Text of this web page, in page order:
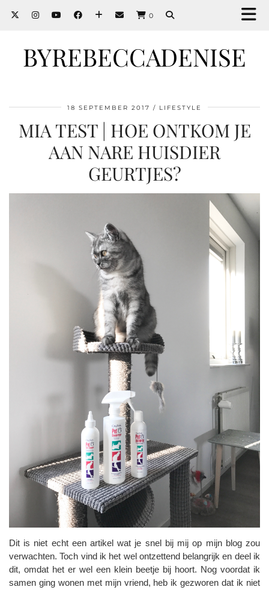
0
BYREBECCADENISE
18 SEPTEMBER 2017 LIFESTYLE
MIA TEST | HOE ONTKOM JE
AAN NARE HUISDIER
GEURTJES?
Dit is niet echt een artikel wat je snel bij mij op mijn blog zou
verwachten. Toch vind ik het wel ontzettend belangrijk en deel ik
dit, omdat het er wel een klein beetje bij hoort. Nog voordat ik
samen ging wonen met mijn vriend, heb ik gezworen dat ik niet